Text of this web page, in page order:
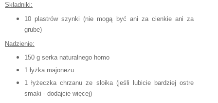
Składniki:
10 plastrów szynki (nie mogą być ani za cienkie ani za
grube)
Nadzienie:
150 g serka naturalnego homo
1 łyżka majonezu
1 łyżeczka chrzanu ze słoika (jeśli lubicie bardziej ostre
smaki - dodajcie więcej)